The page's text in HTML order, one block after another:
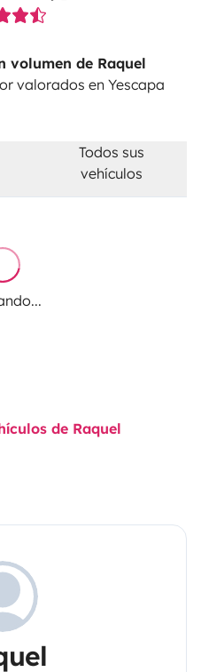
volumen de Raquel
valorados en Yescapa
Todos sus
vehículos
de Raquel